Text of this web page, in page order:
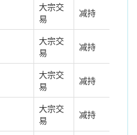
大宗交
易
减持
大宗交
易
减持
大宗交
易
减持
大宗交
易
减持